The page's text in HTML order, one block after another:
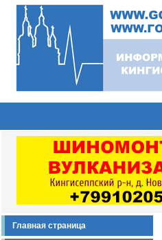
Главная страница